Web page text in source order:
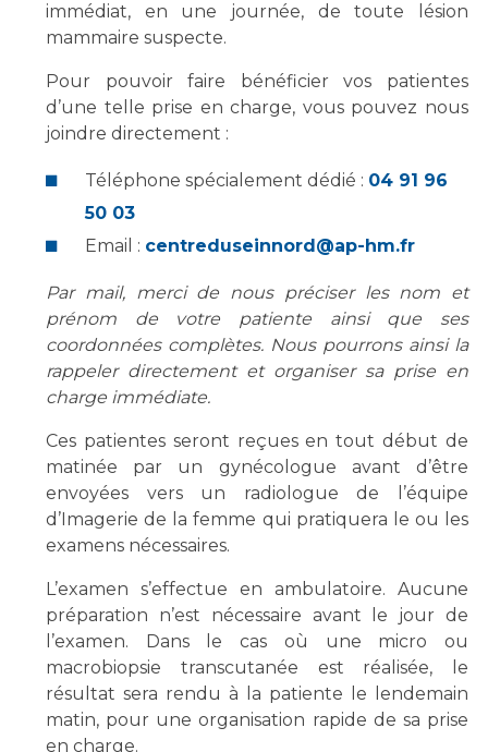
Maternité Hôpital Nord
Vos représentants
Qualité
Nos indicateurs qualité et de sécurité des soins
Protection des données
Les recherches en santé à l’AP-HM
Lieu de santé sans tabac
Communiqués de presse
Dossiers de presse
Médiathèque
Fournisseurs
Rôles et missions
Documents utiles
immédiat, en une journée, de toute lésion
mammaire suspecte.
Pour pouvoir faire bénéficier vos patientes
d’une telle prise en charge, vous pouvez nous
joindre directement :
Téléphone spécialement dédié : 04 91 96
50 03
Email : centreduseinnord@ap-hm.fr
Par mail, merci de nous préciser les nom et
prénom de votre patiente ainsi que ses
coordonnées complètes. Nous pourrons ainsi la
rappeler directement et organiser sa prise en
charge immédiate.
Ces patientes seront reçues en tout début de
matinée par un gynécologue avant d’être
envoyées vers un radiologue de l’équipe
d’Imagerie de la femme qui pratiquera le ou les
examens nécessaires.
L’examen s’effectue en ambulatoire. Aucune
préparation n’est nécessaire avant le jour de
l’examen. Dans le cas où une micro ou
macrobiopsie transcutanée est réalisée, le
résultat sera rendu à la patiente le lendemain
matin, pour une organisation rapide de sa prise
en charge.